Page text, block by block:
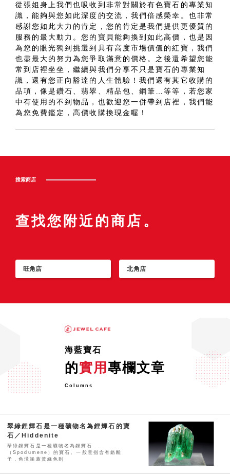
從張姐身上我們也吸收到非常對關於有色寶石的專業知
識，能夠與您如此深度的交流，我們倍感榮幸。也非常
感謝您如此大力的肯定，您的肯定是我們提供更優質的
服務的最大動力。您的寶貝能夠換到如此高價，也是因
為您的眼光獨到挑選到具有高度市場價值的紅寶，我們
也盡最大的努力為您爭取滿意的價格。之後還希望您能
常到店裡坐坐，繼續與我們分享不只是寶石的專業知
識，還有您正向豁達的人生體驗！我們還有其它收購的
品項，像是鑽石、翡翠、精品包、鋼筆…等等，若您家
中有使用的不到物品，也歡迎您一併帶到店裡，我們能
為您免費鑑定，高價收購換現金喔！
搜索商店
查找您附近的商店。
旺角店 北角店
海藍寶石
的實用 專欄文章
Columns
翠綠鋰輝石是一種礦物名為鋰輝石的寶
石／Hiddenite
翠綠鋰輝石是一種礦物名為鋰輝石
（Spodumene）的寶石。一般意指含有鉻離
子，色澤涵蓋黃綠色到